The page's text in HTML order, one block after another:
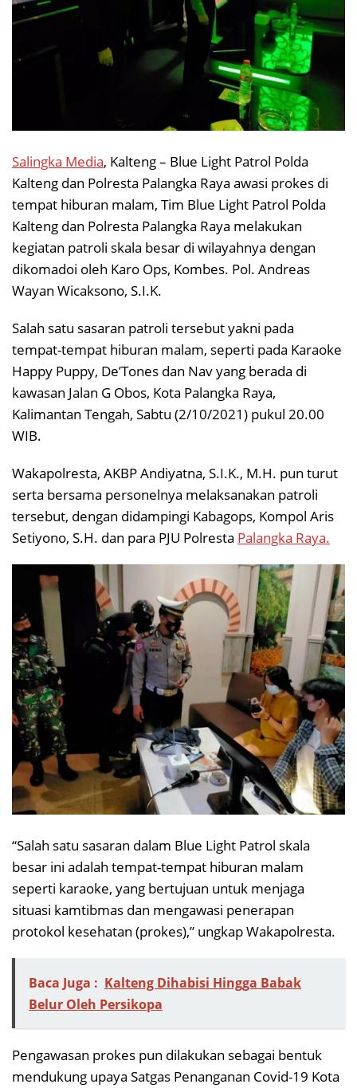
Salingka Media, Kalteng – Blue Light Patrol Polda
Kalteng dan Polresta Palangka Raya awasi prokes di
tempat hiburan malam, Tim Blue Light Patrol Polda
Kalteng dan Polresta Palangka Raya melakukan
kegiatan patroli skala besar di wilayahnya dengan
dikomadoi oleh Karo Ops, Kombes. Pol. Andreas
Wayan Wicaksono, S.I.K.
Salah satu sasaran patroli tersebut yakni pada
tempat-tempat hiburan malam, seperti pada Karaoke
Happy Puppy, De’Tones dan Nav yang berada di
kawasan Jalan G Obos, Kota Palangka Raya,
Kalimantan Tengah, Sabtu (2/10/2021) pukul 20.00
WIB.
Wakapolresta, AKBP Andiyatna, S.I.K., M.H. pun turut
serta bersama personelnya melaksanakan patroli
tersebut, dengan didampingi Kabagops, Kompol Aris
Setiyono, S.H. dan para PJU Polresta Palangka Raya.
“Salah satu sasaran dalam Blue Light Patrol skala
besar ini adalah tempat-tempat hiburan malam
seperti karaoke, yang bertujuan untuk menjaga
situasi kamtibmas dan mengawasi penerapan
protokol kesehatan (prokes),” ungkap Wakapolresta.
Baca Juga : Kalteng Dihabisi Hingga Babak
Belur Oleh Persikopa
Pengawasan prokes pun dilakukan sebagai bentuk
mendukung upaya Satgas Penanganan Covid-19 Kota